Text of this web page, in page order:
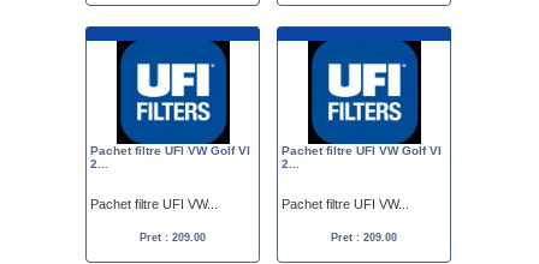
Pachet filtre UFI VW Golf VI
2...
Pachet filtre UFI VW...
Pret : 209.00
Pachet filtre UFI VW Golf VI
2...
Pachet filtre UFI VW...
Pret : 209.00